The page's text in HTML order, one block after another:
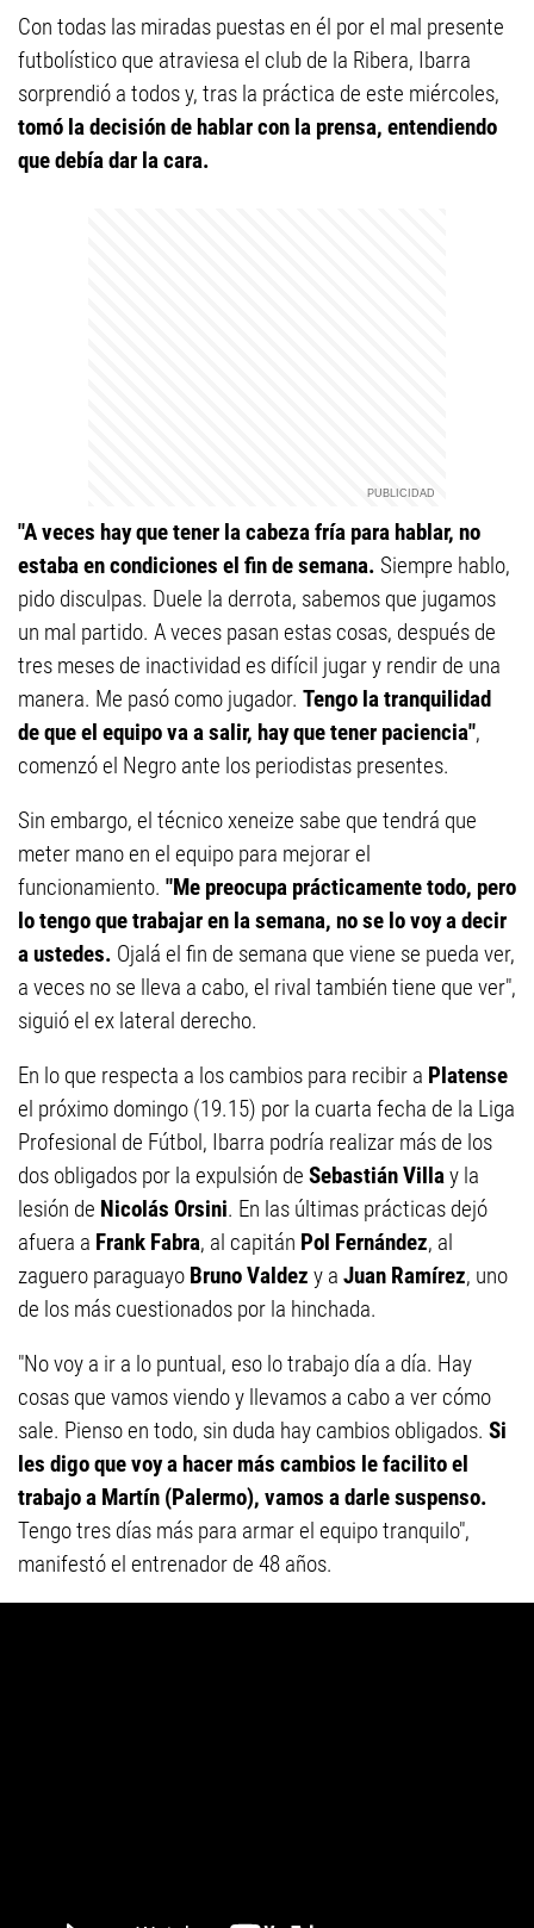
Con todas las miradas puestas en él por el mal presente
futbolístico que atraviesa el club de la Ribera, Ibarra
sorprendió a todos y, tras la práctica de este miércoles,
tomó la decisión de hablar con la prensa, entendiendo
que debía dar la cara.
"A veces hay que tener la cabeza fría para hablar, no
estaba en condiciones el fin de semana. Siempre hablo,
pido disculpas. Duele la derrota, sabemos que jugamos
un mal partido. A veces pasan estas cosas, después de
tres meses de inactividad es difícil jugar y rendir de una
manera. Me pasó como jugador. Tengo la tranquilidad
de que el equipo va a salir, hay que tener paciencia",
comenzó el Negro ante los periodistas presentes.
Sin embargo, el técnico xeneize sabe que tendrá que
meter mano en el equipo para mejorar el
funcionamiento. "Me preocupa prácticamente todo, pero
lo tengo que trabajar en la semana, no se lo voy a decir
a ustedes. Ojalá el fin de semana que viene se pueda ver,
a veces no se lleva a cabo, el rival también tiene que ver",
siguió el ex lateral derecho.
En lo que respecta a los cambios para recibir a Platense
el próximo domingo (19.15) por la cuarta fecha de la Liga
Profesional de Fútbol, Ibarra podría realizar más de los
dos obligados por la expulsión de Sebastián Villay la
lesión de Nicolás Orsini. En las últimas prácticas dejó
afuera a Frank Fabra, al capitán Pol Fernández, al
zaguero paraguayo Bruno Valdez y a Juan Ramírez, uno
de los más cuestionados por la hinchada.
"No voy a ir a lo puntual, eso lo trabajo día a día. Hay
cosas que vamos viendo y llevamos a cabo a ver cómo
sale. Pienso en todo, sin duda hay cambios obligados. Si
les digo que voy a hacer más cambios le facilito el
trabajo a Martín (Palermo), vamos a darle suspenso.
Tengo tres días más para armar el equipo tranquilo",
manifestó el entrenador de 48 años.